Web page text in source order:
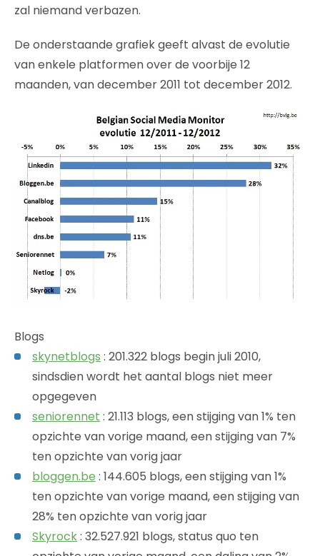
zal niemand verbazen.
De onderstaande grafiek geeft alvast de evolutie
van enkele platformen over de voorbije 12
maanden, van december 2011 tot december 2012.
Blogs
skynetblogs : 201.322 blogs begin juli 2010,
sindsdien wordt het aantal blogs niet meer
opgegeven
seniorennet : 21.113 blogs, een stijging van 1% ten
opzichte van vorige maand, een stijging van 7%
ten opzichte van vorig jaar
bloggen.be : 144.605 blogs, een stijging van 1%
ten opzichte van vorige maand, een stijging van
28% ten opzichte van vorig jaar
Skyrock: 32.527.921 blogs, status quo ten